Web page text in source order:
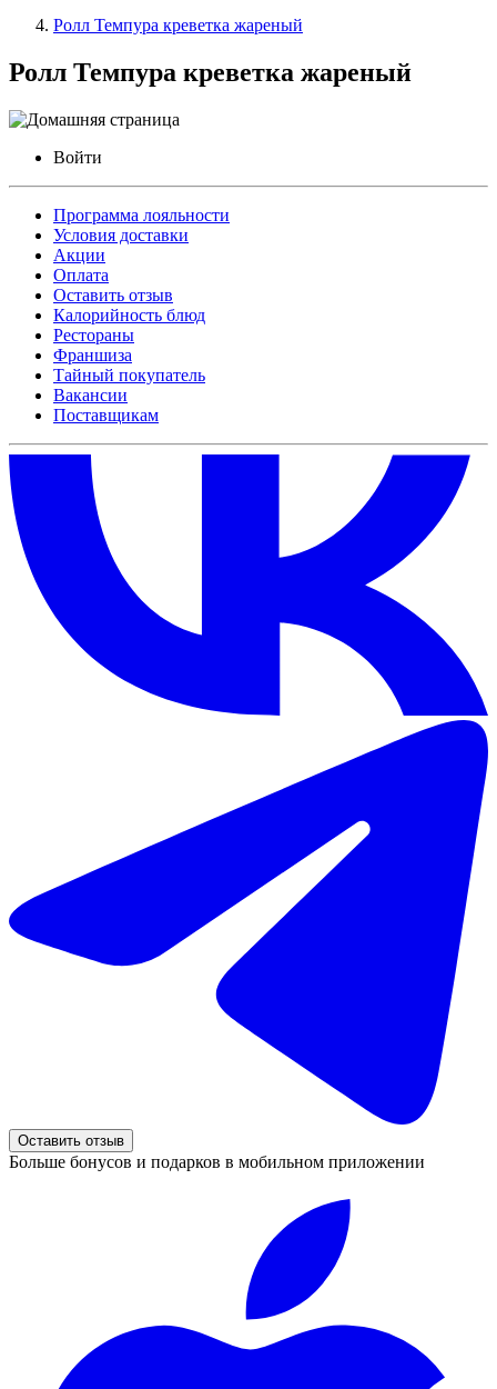
Ролл Темпура креветка жареный
Ролл Темпура креветка жареный
Войти
Программа лояльности
Условия доставки
Акции
Оплата
Оставить отзыв
Калорийность блюд
Рестораны
Франшиза
Тайный покупатель
Вакансии
Поставщикам
Оставить отзыв
Больше бонусов и подарков в мобильном приложении